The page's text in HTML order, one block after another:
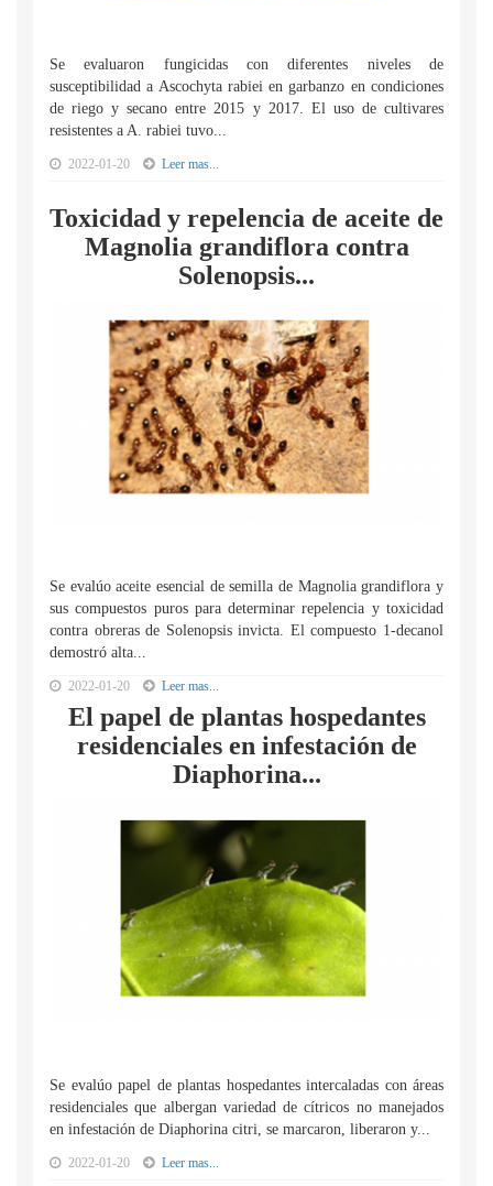
Se evaluaron fungicidas con diferentes niveles de
susceptibilidad a Ascochyta rabiei en garbanzo en condiciones
de riego y secano entre 2015 y 2017. El uso de cultivares
resistentes a A. rabiei tuvo...
2022-01-20 Leer mas...
Toxicidad y repelencia de aceite de
Magnolia grandiflora contra
Solenopsis...
Se evalúo aceite esencial de semilla de Magnolia grandiflora y
sus compuestos puros para determinar repelencia y toxicidad
contra obreras de Solenopsis invicta. El compuesto 1-decanol
demostró alta...
2022-01-20 Leer mas...
El papel de plantas hospedantes
residenciales en infestación de
Diaphorina...
Se evalúo papel de plantas hospedantes intercaladas con áreas
residenciales que albergan variedad de cítricos no manejados
en infestación de Diaphorina citri, se marcaron, liberaron y...
2022-01-20 Leer mas...